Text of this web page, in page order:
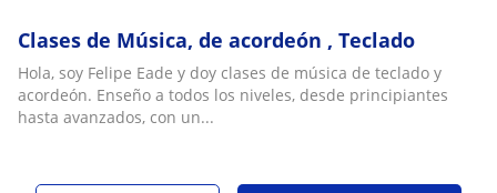
Clases de Música, de acordeón , Teclado
Hola, soy Felipe Eade y doy clases de música de teclado y
acordeón. Enseño a todos los niveles, desde principiantes
hasta avanzados, con un...